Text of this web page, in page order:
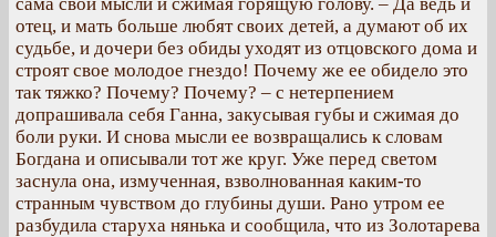
отец, и мать больше любят своих детей, а думают об их
судьбе, и дочери без обиды уходят из отцовского дома и
строят свое молодое гнездо! Почему же ее обидело это
так тяжко? Почему? Почему? – с нетерпением
допрашивала себя Ганна, закусывая губы и сжимая до
боли руки. И снова мысли ее возвращались к словам
Богдана и описывали тот же круг. Уже перед светом
заснула она, измученная, взволнованная каким-то
странным чувством до глубины души. Рано утром ее
разбудила старуха нянька и сообщила, что из Золотарева